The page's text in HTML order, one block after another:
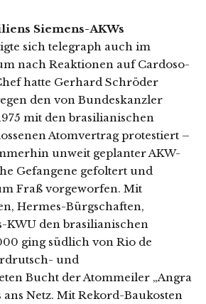
Siemens-AKWs
sich telegraph auch im
nach Reaktionen auf Cardoso-
hatte Gerhard Schröder
den von Bundeskanzler
mit den brasilianischen
Atomvertrag protestiert –
unweit geplanter AKW-
Gefangene gefoltert und
Fraß vorgeworfen. Mit
Hermes-Bürgschaften,
KWU den brasilianischen
ging südlich von Rio de
und
Bucht der Atommeiler „Angra
ans Netz. Mit Rekord-Baukosten